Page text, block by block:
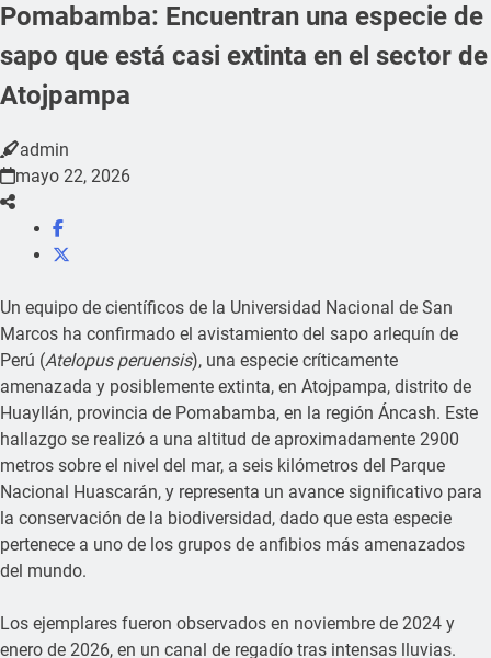
Pomabamba: Encuentran una especie de
sapo que está casi extinta en el sector de
Atojpampa
admin
mayo 22, 2026
Un equipo de científicos de la Universidad Nacional de San
Marcos ha confirmado el avistamiento del sapo arlequín de
Perú (Atelopus peruensis), una especie críticamente
amenazada y posiblemente extinta, en Atojpampa, distrito de
Huayllán, provincia de Pomabamba, en la región Áncash. Este
hallazgo se realizó a una altitud de aproximadamente 2900
metros sobre el nivel del mar, a seis kilómetros del Parque
Nacional Huascarán, y representa un avance significativo para
la conservación de la biodiversidad, dado que esta especie
pertenece a uno de los grupos de anfibios más amenazados
del mundo.
Los ejemplares fueron observados en noviembre de 2024 y
enero de 2026, en un canal de regadío tras intensas lluvias.